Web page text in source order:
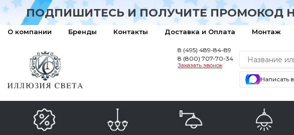
ПОДПИШИТЕСЬ И ПОЛУЧИТЕ ПРОМОКОД
О компании Бренды Контакты Доставка и Оплата Монтаж
8 (495) 489-84-89
8 (800) 707-70-34
Заказать звонок
Написать